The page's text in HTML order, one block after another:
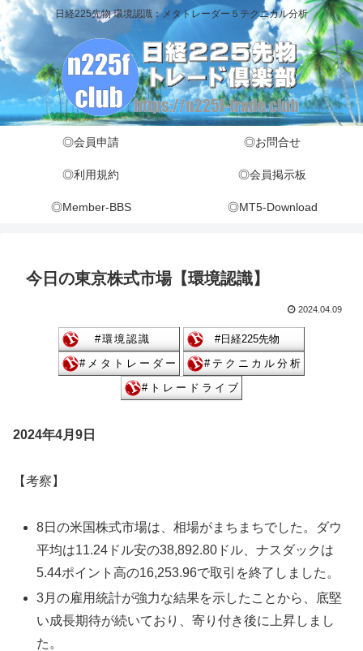
日経225先物 環境認識：メタトレーダー５テクニカル分析
◎会員申請 ◎お問合せ
◎利用規約 ◎会員掲示板
◎Member-BBS ◎MT5-Download
今日の東京株式市場【環境認識】
2024.04.09
2024年4月9日
【考察】
8日の米国株式市場は、相場がまちまちでした。ダウ
平均は11.24ドル安の38,892.80ドル、ナスダックは
5.44ポイント高の16,253.96で取引を終了しました。
3月の雇用統計が強力な結果を示したことから、底堅
い成長期待が続いており、寄り付き後に上昇しまし
た。